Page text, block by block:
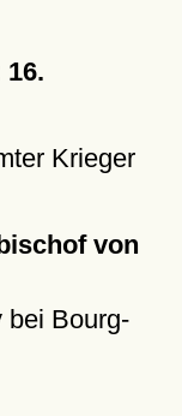
Krieger
von
Bourg-